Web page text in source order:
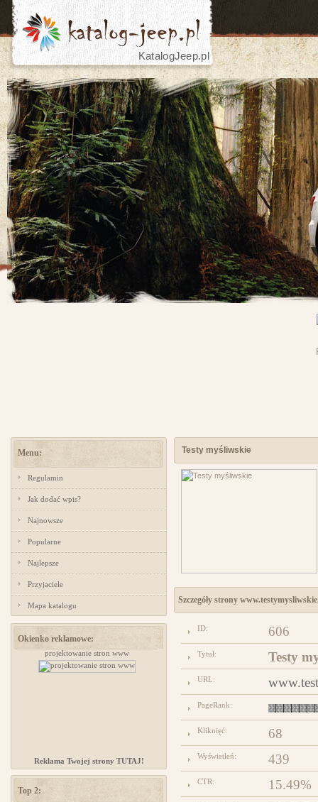
KatalogJeep.pl
Menu:
Regulamin
Jak dodać wpis?
Najnowsze
Popularne
Najlepsze
Przyjaciele
Mapa katalogu
Okienko reklamowe:
projektowanie stron www Kursy samoobrony dla kobiet Chorzów
Reklama Twojej strony TUTAJ!
Top 2:
Testy myśliwskie
Szczegóły strony
ID: 606
Tytuł: Testy
URL:
PageRank:
Kliknięć: 68
Wyświetleń: 439
CTR: 15.49%